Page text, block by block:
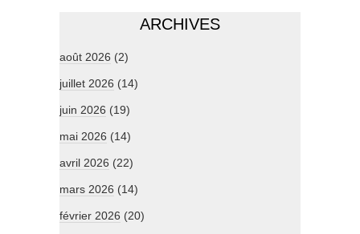
ARCHIVES
août 2026 (2)
juillet 2026 (14)
juin 2026 (19)
mai 2026 (14)
avril 2026 (22)
mars 2026 (14)
février 2026 (20)